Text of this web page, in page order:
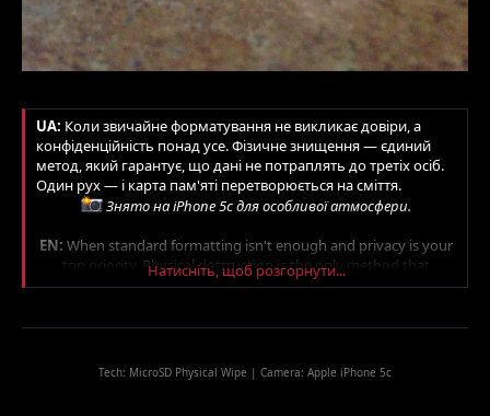
UA: Коли звичайне форматування не викликає довіри, а
конфіденційність понад усе. Фізичне знищення — єдиний
метод, який гарантує, що дані не потраплять до третіх осіб.
Один рух — і карта пам'яті перетворюється на сміття.
Знято на iPhone 5c для особливої атмосфери.
EN: When standard formatting isn't enough and privacy is your
top priority. Physical destruction is the only method that
guarantees your data won't fall into the wrong hands. One snap,
Shot on iPhone 5c for that vintage digital aesthetic.
Натисніть, щоб розгорнути...
Tech: MicroSD Physical Wipe | Camera: Apple iPhone 5c